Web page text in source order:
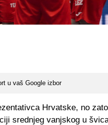
u vaš Google izbor
Hrvatske, no
srednjeg vanjskog u